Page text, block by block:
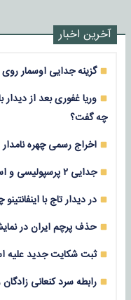
آخرین اخبار
گزینه جدایی اوسمار
وریا غفوری بعد از
چه گفت؟
اخراج رسمی چهره
جدایی ۲ پرسپولیسی و استقلالی در یک روز
در دیدار تاج با
حذف پرچم ایران در
ثبت شکایت جدید علیه
رابطه سرد کنعانی